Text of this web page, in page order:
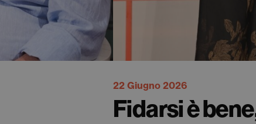
22 Giugno 2026
Fidarsi è